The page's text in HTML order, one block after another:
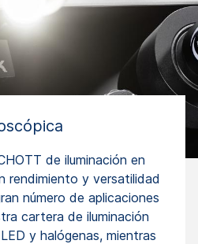
de iluminación en
rendimiento y versatilidad
número de aplicaciones
cartera de iluminación
y halógenas, mientras